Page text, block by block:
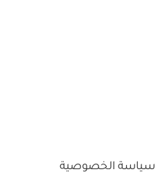
سياسة الخصوصية